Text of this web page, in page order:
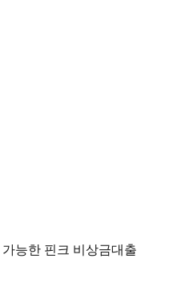
능한 핀크 비상금대출